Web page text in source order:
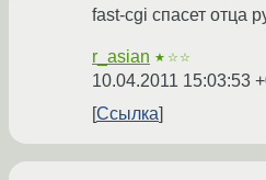
fast-cgi спасет отца
r_asian ★☆☆
10.04.2011 15:03:53
Ссылка